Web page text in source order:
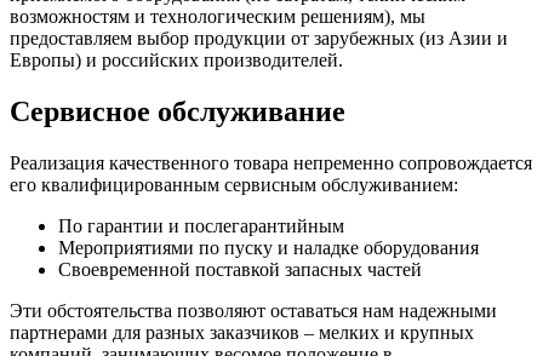
возможностям и технологическим решениям), мы
предоставляем выбор продукции от зарубежных (из Азии и
Европы) и российских производителей.
Сервисное обслуживание
Реализация качественного товара непременно сопровождается
его квалифицированным сервисным обслуживанием:
По гарантии и послегарантийным
Мероприятиями по пуску и наладке оборудования
Своевременной поставкой запасных частей
Эти обстоятельства позволяют оставаться нам надежными
партнерами для разных заказчиков – мелких и крупных